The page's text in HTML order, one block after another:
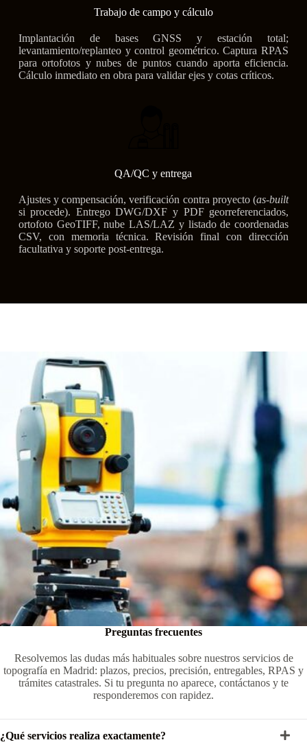
Trabajo de campo y cálculo
Implantación de bases GNSS y estación total;
levantamiento/replanteo y control geométrico. Captura RPAS
para ortofotos y nubes de puntos cuando aporta eficiencia.
Cálculo inmediato en obra para validar ejes y cotas críticos.
QA/QC y entrega
Ajustes y compensación, verificación contra proyecto (as-built
si procede). Entrego DWG/DXF y PDF georreferenciados,
ortofoto GeoTIFF, nube LAS/LAZ y listado de coordenadas
CSV, con memoria técnica. Revisión final con dirección
facultativa y soporte post-entrega.
Preguntas frecuentes
Resolvemos las dudas más habituales sobre nuestros servicios de
topografía en Madrid: plazos, precios, precisión, entregables, RPAS y
trámites catastrales. Si tu pregunta no aparece, contáctanos y te
responderemos con rapidez.
¿Qué servicios realiza exactamente?